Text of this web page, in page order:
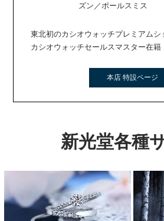
ズン／ポールスミス
東北初のカシオウォッチプレミアムシ
カシオウォッチセールスマスター在籍
本店 特設ページ
新光堂各種